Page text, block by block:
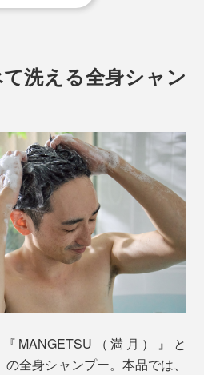
た、自然に包まれるような、
つま先まで、全身いっぺんに
。バスソルトを溶かした、ミ
ば、体中のめぐりがよくなっ
洗える全身シャン
MANGETSU（満月）』と
全身シャンプー。本品では、